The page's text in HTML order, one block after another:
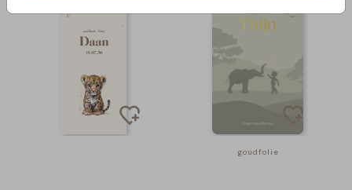
goudfolie